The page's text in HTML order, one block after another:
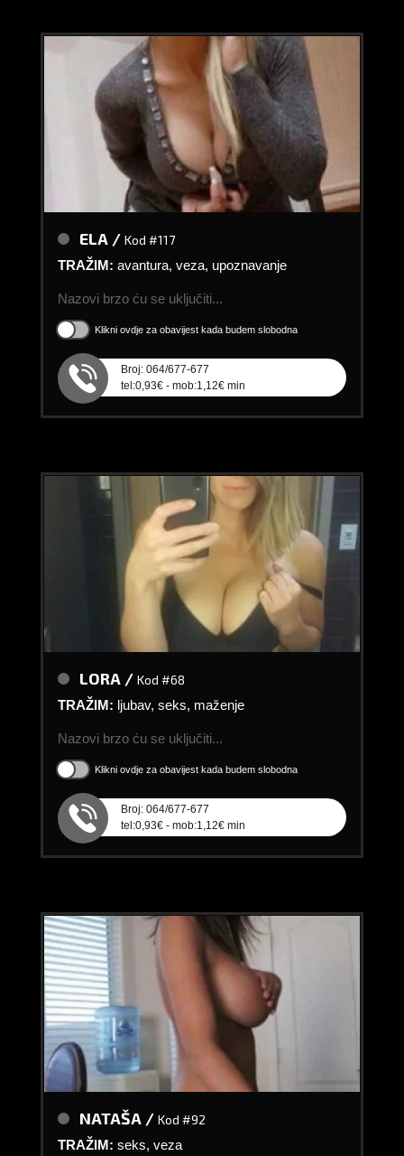
ELA / Kod #117
TRAŽIM: avantura, veza, upoznavanje
Nazovi brzo ću se uključiti...
Klikni ovdje za obavijest kada budem slobodna
Broj: 064/677-677
tel:0,93€ - mob:1,12€ min
LORA / Kod #68
TRAŽIM: ljubav, seks, maženje
Nazovi brzo ću se uključiti...
Klikni ovdje za obavijest kada budem slobodna
Broj: 064/677-677
tel:0,93€ - mob:1,12€ min
NATAŠA / Kod #92
TRAŽIM: seks, veza